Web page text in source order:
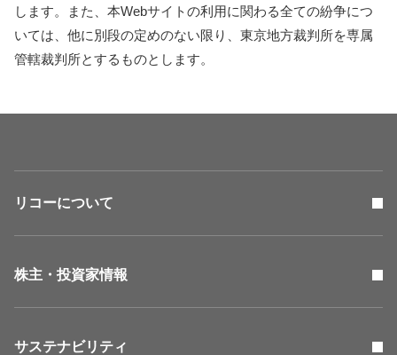
します。また、本Webサイトの利用に関わる全ての紛争につ
いては、他に別段の定めのない限り、東京地方裁判所を専属
管轄裁判所とするものとします。
リコーについて
株主・投資家情報
サステナビリティ